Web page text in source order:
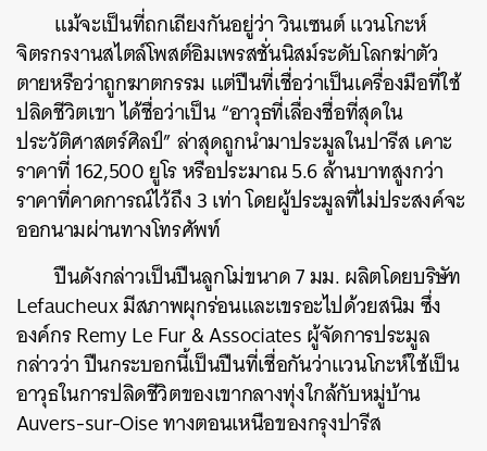
แม้จะเป็นที่ถกเถียงกันอยู่ว่า วินเซนต์ แวนโกะห์
จิตรกรงานสไตล์โพสต์อิมเพรสชั่นนิสม์ระดับโลกฆ่าตัว
ตายหรือว่าถูกฆาตกรรม แต่ปืนที่เชื่อว่าเป็นเครื่องมือที่ใช้
ปลิดชีวิตเขา ได้ชื่อว่าเป็น “อาวุธที่เลื่องชื่อที่สุดใน
ประวัติศาสตร์ศิลป์” ล่าสุดถูกนำมาประมูลในปารีส เคาะ
ราคาที่ 162,500 ยูโร หรือประมาณ 5.6 ล้านบาทสูงกว่า
ราคาที่คาดการณ์ไว้ถึง 3 เท่า โดยผู้ประมูลที่ไม่ประสงค์จะ
ออกนามผ่านทางโทรศัพท์
ปืนดังกล่าวเป็นปืนลูกโม่ขนาด 7 มม. ผลิตโดยบริษัท
Lefaucheux มีสภาพผุกร่อนและเขรอะไปด้วยสนิม ซึ่ง
องค์กรRemy Le Fur & Associates ผู้จัดการประมูล
กล่าวว่า ปืนกระบอกนี้เป็นปืนที่เชื่อกันว่าแวนโกะห์ใช้เป็น
อาวุธในการปลิดชีวิตของเขากลางทุ่งใกล้กับหมู่บ้าน
Auvers-sur-Oise ทางตอนเหนือของกรุงปารีส